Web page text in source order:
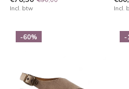
Incl. btw Incl.
-60% -